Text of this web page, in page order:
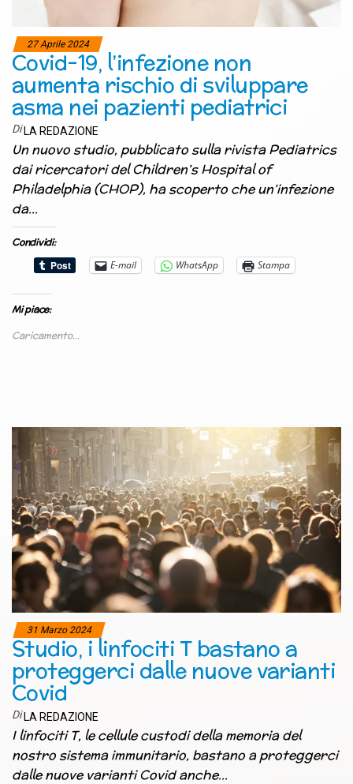
27 Aprile 2024
Covid-19, l’infezione non
aumenta rischio di sviluppare
asma nei pazienti pediatrici
Di LA REDAZIONE
Un nuovo studio, pubblicato sulla rivista Pediatrics
dai ricercatori del Children’s Hospital of
Philadelphia (CHOP), ha scoperto che un’infezione
da…
Condividi:
E-mail
WhatsApp Stampa
Mi piace:
Caricamento...
31 Marzo 2024
Studio, i linfociti T bastano a
proteggerci dalle nuove varianti
Covid
Di LA REDAZIONE
I linfociti T, le cellule custodi della memoria del
nostro sistema immunitario, bastano a proteggerci
dalle nuove varianti Covid anche…